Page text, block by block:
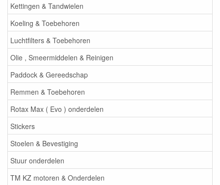
Kettingen & Tandwielen
Koeling & Toebehoren
Luchtfilters & Toebehoren
Olie , Smeermiddelen & Reinigen
Paddock & Gereedschap
Remmen & Toebehoren
Rotax Max ( Evo ) onderdelen
Stickers
Stoelen & Bevestiging
Stuur onderdelen
TM KZ motoren & Onderdelen